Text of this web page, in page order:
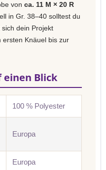
von ca. 11 M × 20 R
in Gr. 38–40 solltest du
dein Projekt
ersten Knäuel bis zur
Blick
100 % Polyester
Europa
Europa